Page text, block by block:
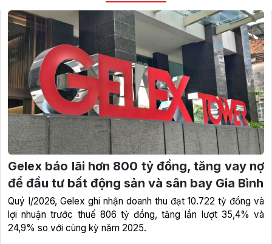
Gelex báo lãi hơn 800 tỷ đồng, tăng vay nợ
để đầu tư bất động sản và sân bay Gia Bình
Quý I/2026, Gelex ghi nhận doanh thu đạt 10.722 tỷ đồng và
lợi nhuận trước thuế 806 tỷ đồng, tăng lần lượt 35,4% và
24,9% so với cùng kỳ năm 2025.